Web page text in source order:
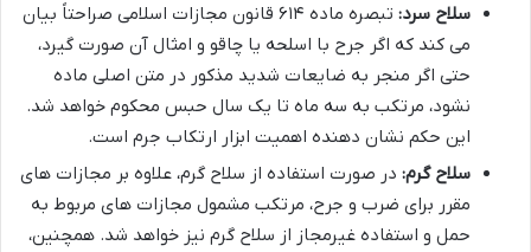
سلاح سرد:
تبصره ماده ۶۱۴ قانون مجازات اسلامی صراحتاً بیان
می کند که اگر جرح با اسلحه یا چاقو و امثال آن صورت گیرد،
حتی اگر منجر به ضایعات شدید مذکور در متن اصلی ماده
نشود، مرتکب به سه ماه تا یک سال حبس محکوم خواهد شد.
این حکم نشان دهنده اهمیت ابزار ارتکاب جرم است.
سلاح گرم: در صورت استفاده از سلاح گرم، علاوه بر مجازات های
مقرر برای ضرب و جرح، مرتکب مشمول مجازات های مربوط به
حمل و استفاده غیرمجاز از سلاح گرم نیز خواهد شد. همچنین،